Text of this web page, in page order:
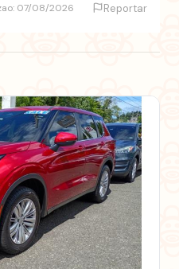
07/08/2026 Reportar